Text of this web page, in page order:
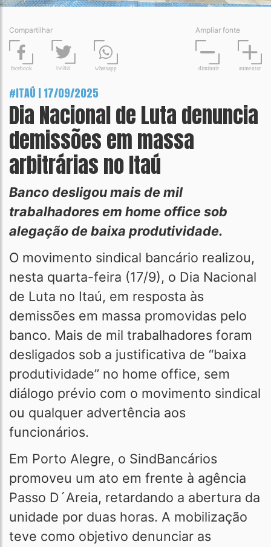
Compartilhar
facebook twitter whatsapp
Ampliar fonte
diminuir aumentar
#ITAÚ | 17/09/2025
Dia Nacional de Luta denuncia
demissões em massa
arbitrárias no Itaú
Banco desligou mais de mil
trabalhadores em home office sob
alegação de baixa produtividade.
O movimento sindical bancário realizou,
nesta quarta-feira (17/9), o Dia Nacional
de Luta no Itaú, em resposta às
demissões em massa promovidas pelo
banco. Mais de mil trabalhadores foram
desligados sob a justificativa de “baixa
produtividade” no home office, sem
diálogo prévio com o movimento sindical
ou qualquer advertência aos
funcionários.
Em Porto Alegre, o SindBancários
promoveu um ato em frente à agência
Passo D´Areia, retardando a abertura da
unidade por duas horas. A mobilização
teve como objetivo denunciar as